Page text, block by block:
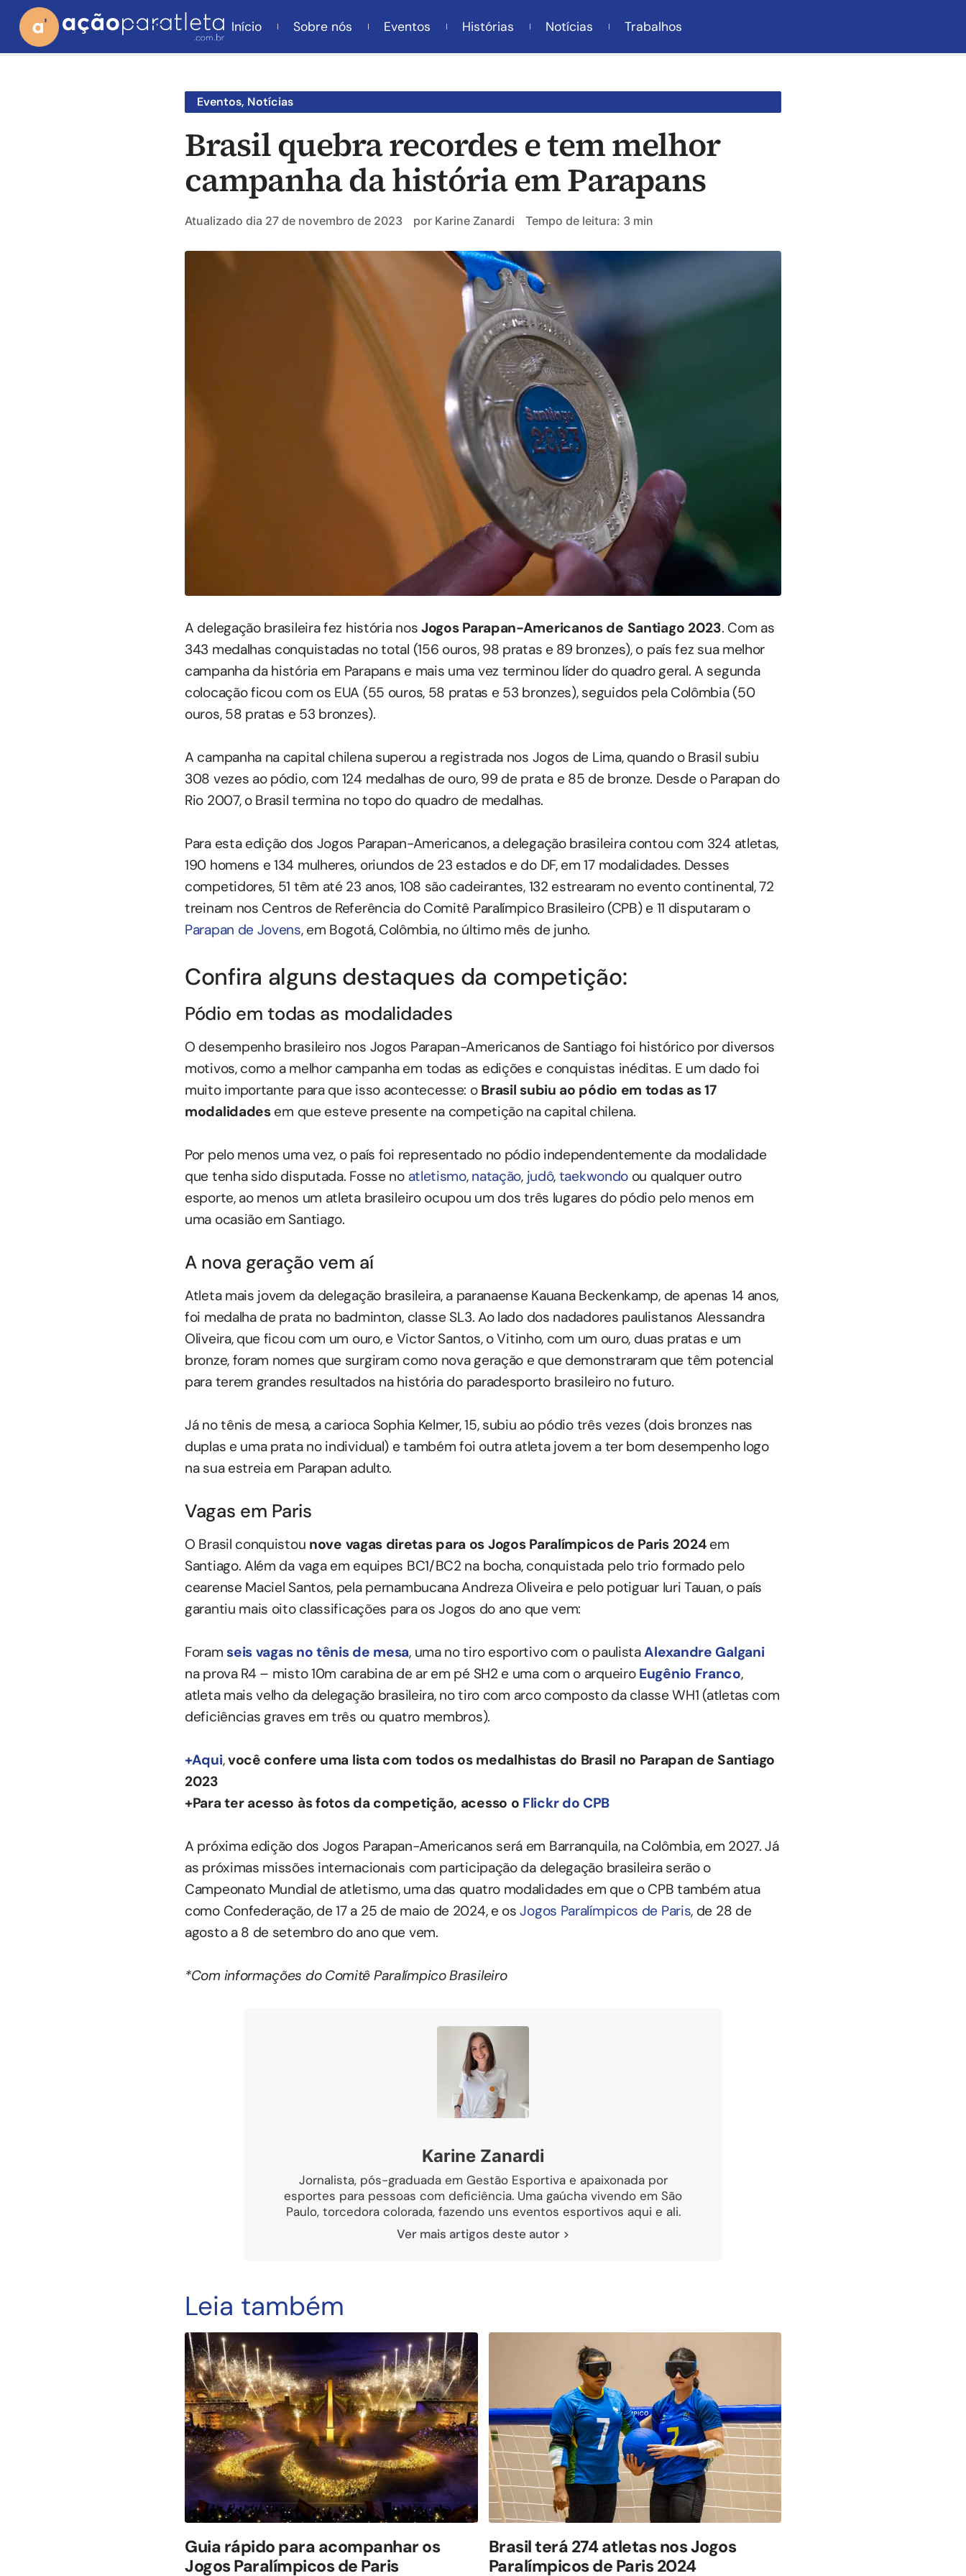
Início Sobre nós Eventos Histórias Notícias Trabalhos
Eventos, Notícias
Brasil quebra recordes e tem melhor
campanha da história em Parapans
Atualizado dia 27 de novembro de 2023 por Karine Zanardi Tempo de leitura: 3 min
A delegação brasileira fez história nos Jogos Parapan-Americanos de Santiago 2023. Com as
343 medalhas conquistadas no total (156 ouros, 98 pratas e 89 bronzes), o país fez sua melhor
campanha da história em Parapans e mais uma vez terminou líder do quadro geral. A segunda
colocação ficou com os EUA (55 ouros, 58 pratas e 53 bronzes), seguidos pela Colômbia (50
ouros, 58 pratas e 53 bronzes).
A campanha na capital chilena superou a registrada nos Jogos de Lima, quando o Brasil subiu
308 vezes ao pódio, com 124 medalhas de ouro, 99 de prata e 85 de bronze. Desde o Parapan do
Rio 2007, o Brasil termina no topo do quadro de medalhas.
Para esta edição dos Jogos Parapan-Americanos, a delegação brasileira contou com 324 atletas,
190 homens e 134 mulheres, oriundos de 23 estados e do DF, em 17 modalidades. Desses
competidores, 51 têm até 23 anos, 108 são cadeirantes, 132 estrearam no evento continental, 72
treinam nos Centros de Referência do Comitê Paralímpico Brasileiro (CPB) e 11 disputaram o
Parapan de Jovens, em Bogotá, Colômbia, no último mês de junho.
Confira alguns destaques da competição:
Pódio em todas as modalidades
O desempenho brasileiro nos Jogos Parapan-Americanos de Santiago foi histórico por diversos
motivos, como a melhor campanha em todas as edições e conquistas inéditas. E um dado foi
muito importante para que isso acontecesse: o Brasil subiu ao pódio em todas as 17
modalidades em que esteve presente na competição na capital chilena.
Por pelo menos uma vez, o país foi representado no pódio independentemente da modalidade
que tenha sido disputada. Fosse no atletismo, natação, judô, taekwondo ou qualquer outro
esporte, ao menos um atleta brasileiro ocupou um dos três lugares do pódio pelo menos em
uma ocasião em Santiago.
A nova geração vem aí
Atleta mais jovem da delegação brasileira, a paranaense Kauana Beckenkamp, de apenas 14 anos,
foi medalha de prata no badminton, classe SL3. Ao lado dos nadadores paulistanos Alessandra
Oliveira, que ficou com um ouro, e Victor Santos, o Vitinho, com um ouro, duas pratas e um
bronze, foram nomes que surgiram como nova geração e que demonstraram que têm potencial
para terem grandes resultados na história do paradesporto brasileiro no futuro.
Já no tênis de mesa, a carioca Sophia Kelmer, 15, subiu ao pódio três vezes (dois bronzes nas
duplas e uma prata no individual) e também foi outra atleta jovem a ter bom desempenho logo
na sua estreia em Parapan adulto.
Vagas em Paris
O Brasil conquistou nove vagas diretas para os Jogos Paralímpicos de Paris 2024em
Santiago. Além da vaga em equipes BC1/BC2 na bocha, conquistada pelo trio formado pelo
cearense Maciel Santos, pela pernambucana Andreza Oliveira e pelo potiguar Iuri Tauan, o país
garantiu mais oito classificações para os Jogos do ano que vem:
Foramseis vagas no tênis de mesa, uma no tiro esportivo com o paulistaAlexandre Galgani
na prova R4 – misto 10m carabina de ar em pé SH2 e uma com o arqueiro Eugênio Franco,
atleta mais velho da delegação brasileira, no tiro com arco composto da classe WH1 (atletas com
deficiências graves em três ou quatro membros).
+Aqui,você confere uma lista com todos os medalhistas do Brasil no Parapan de Santiago
2023
+Para ter acesso às fotos da competição, acesso o Flickr do CPB
A próxima edição dos Jogos Parapan-Americanos será em Barranquila, na Colômbia, em 2027. Já
as próximas missões internacionais com participação da delegação brasileira serão o
Campeonato Mundial de atletismo, uma das quatro modalidades em que o CPB também atua
como Confederação, de 17 a 25 de maio de 2024, e osJogos Paralímpicos de Paris, de 28 de
agosto a 8 de setembro do ano que vem.
*Com informações do Comitê Paralímpico Brasileiro
Karine Zanardi
Jornalista, pós-graduada em Gestão Esportiva e apaixonada por
esportes para pessoas com deficiência. Uma gaúcha vivendo em São
Paulo, torcedora colorada, fazendo uns eventos esportivos aqui e ali.
Ver mais artigos deste autor >
Leia também
Guia rápido para acompanhar os
Jogos Paralímpicos de Paris
Brasil terá 274 atletas nos Jogos
Paralímpicos de Paris 2024